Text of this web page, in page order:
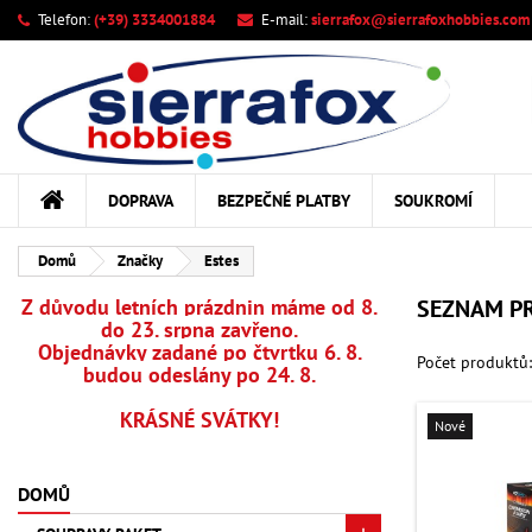
Telefon:(+39) 3334001884 E-mail:sierrafox@sierrafoxhobbies.com
DOPRAVA BEZPEČNÉ PLATBY SOUKROMÍ
Domů Značky Estes
Z důvodu letních prázdnin máme od 8.
do 23. srpna zavřeno.
Objednávky zadané po čtvrtku 6. 8.
budou odeslány po 24. 8.
KRÁSNÉ SVÁTKY!
DOMŮ
SEZNAM
Počet
Nové